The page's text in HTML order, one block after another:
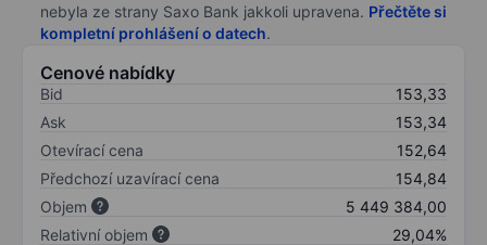
nebyla ze strany Saxo Bank jakkoli upravena. Přečtěte si
kompletní prohlášení o datech.
Cenové nabídky
Bid
153,33
Ask
153,34
Otevírací cena
152,64
Předchozí uzavírací cena
154,84
Objem
5 449 384,00
Relativní objem
29,04%